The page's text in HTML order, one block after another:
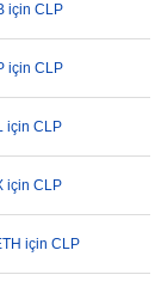
için CLP
için CLP
için CLP
için CLP
için CLP